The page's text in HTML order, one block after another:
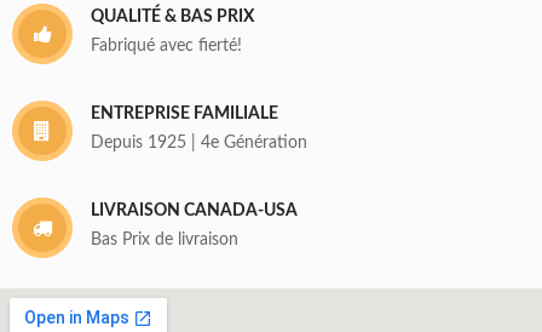
QUALITÉ & BAS PRIX
Fabriqué avec fierté!
ENTREPRISE FAMILIALE
Depuis 1925 | 4e Génération
LIVRAISON CANADA-USA
Bas Prix de livraison